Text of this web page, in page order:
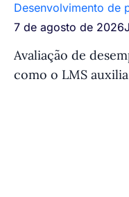
Desenvolvimento de
7 de agosto de 2026
Avaliação de
como o LMS